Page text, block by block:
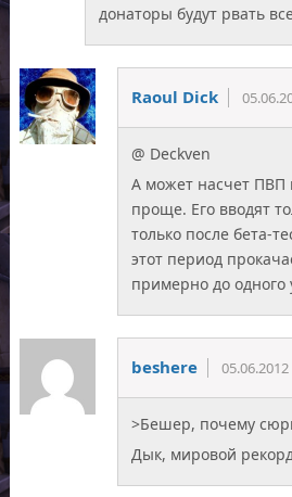
донаторы будут рвать
Raoul Dick
@ Deckven
А может насчет ПВП
проще. Его вводят
только после бета-
этот период
примерно до одного
beshere 05.06.2012
>Бешер, почему
Дык, мировой